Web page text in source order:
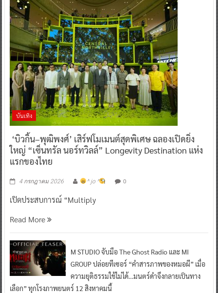
บันเทิง
‘บิวกิ้น–พุฒิพงศ์’ เสิร์ฟโมเมนต์สุดพิเศษ ฉลองเปิดยิ่ง
ใหญ่ “เซ็นทรัล นอร์ทวิลล์” Longevity Destination แห่ง
แรกของไทย
4 กรกฎาคม 2026 ^ jo ^ 0
เปิดประสบการณ์ “Multiply
Read More
M STUDIO จับมือ The Ghost Radio และ MI
GROUP ปล่อยทีเซอร์ “คำสารภาพของหมอผี” เมื่อ
ความยุติธรรมใช้ไม่ได้…มนตร์ดำจึงกลายเป็นทาง
เลือก” ทุกโรงภาพยนตร์ 12 สิงหาคมนี้